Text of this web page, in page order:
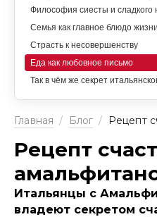
Философия сиесты и сладкого
Семья как главное блюдо жизни
Страсть к несовершенству
Еда как любовное письмо
Так в чём же секрет
Главная / Блог / Рецепт
Рецепт
Итальянцы с
владеют секретом